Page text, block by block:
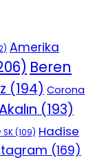
Amerika
Beren
(194) Corona
(193)
(109) Hadise
(169)